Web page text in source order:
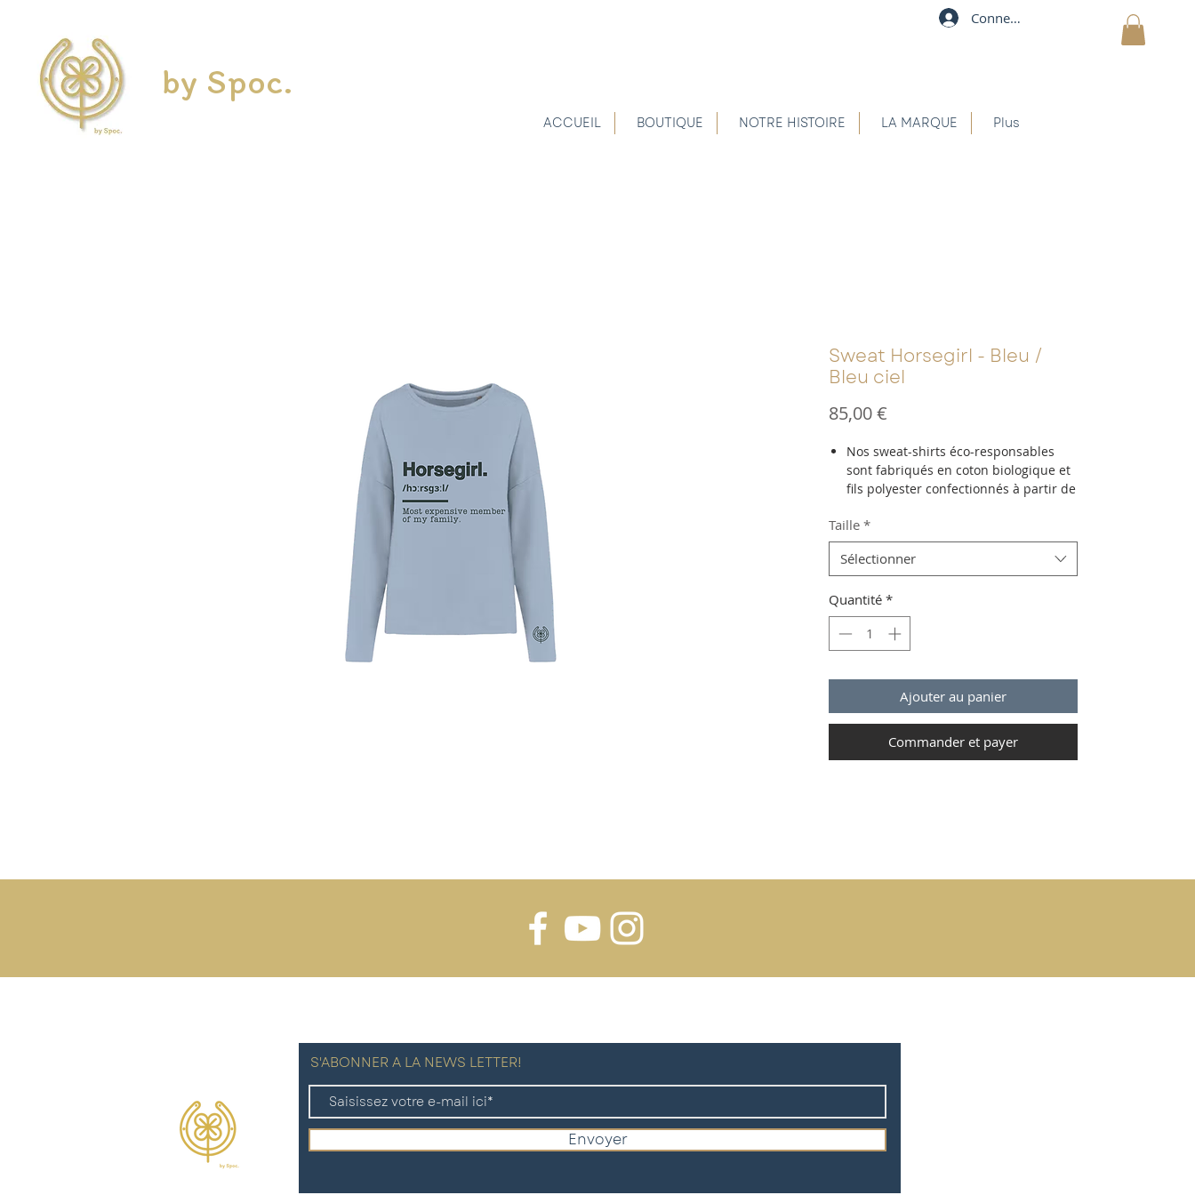
by Spoc.
Connexion
ACCUEIL BOUTIQUE NOTRE HISTOIRE LA MARQUE Plus
Sweat Horsegirl - Bleu /
Bleu ciel
85,00 €
Nos sweat-shirts éco-responsables
sont fabriqués en coton biologique et
fils polyester confectionnés à partir de
Grâce à la technique LSF ( Low
Shrinkable Fleece ) il possède une
parfaite résistance et stabilité au
lavage.
Surface douce 100 % coton peigné, et
intérieur enveloppant leur matière est
particulièrement souple et agréable à
porter.
Coton biologique, vegan. Fil en
polyester recyclé.
recommandé aux femmes.
Taille *
Sélectionner
Quantité *
Ajouter au panier
Commander et payer
S'ABONNER A LA NEWS LETTER!
Envoyer